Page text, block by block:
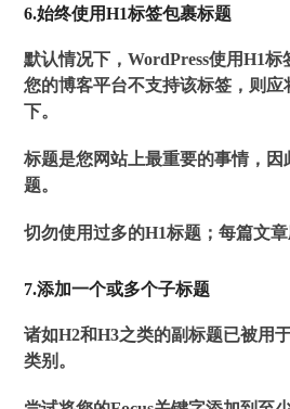
6.始终使用H1标签包裹标题
默认情况下，WordPress使用H1
您的博客平台不支持该标签，则应
下。
标题是您网站上最重要的事情，因
题。
切勿使用过多的H1标题；每篇文章
7.添加一个或多个子标题
诸如H2和H3之类的副标题已被用
类别。